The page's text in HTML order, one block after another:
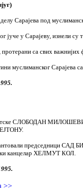
Сарајева под
јуче у Сарајеву, изнели
са свих
муслиманског Сарајева
СЛОБОДАН
председници
канцелар ХЕЛМУТ КОЛ.
>>